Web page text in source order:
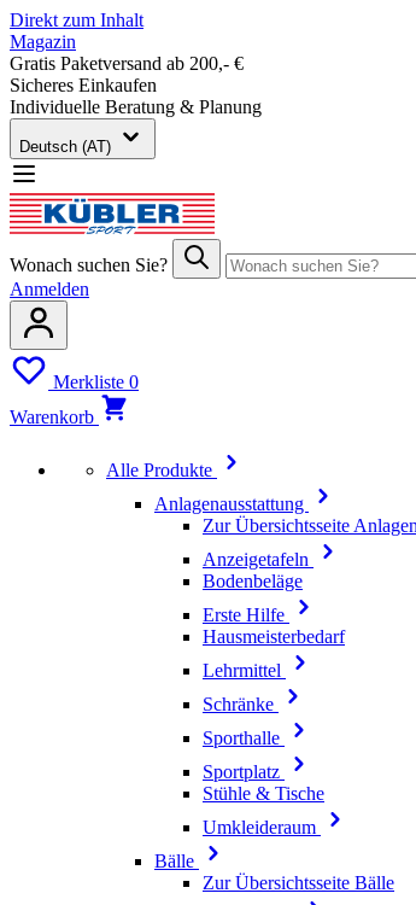
Direkt zum Inhalt
Magazin
Gratis Paketversand ab 200,- €
Sicheres Einkaufen
Individuelle Beratung & Planung
Deutsch (AT)
Wonach suchen Sie?
Anmelden
Merkliste 0
Warenkorb
Alle Produkte
Anlagenausstattung
Zur Übersichtsseite
Anzeigetafeln
Bodenbeläge
Erste Hilfe
Hausmeisterbedarf
Lehrmittel
Schränke
Sporthalle
Sportplatz
Stühle & Tische
Umkleideraum
Bälle
Zur Übersichtsseite Bälle